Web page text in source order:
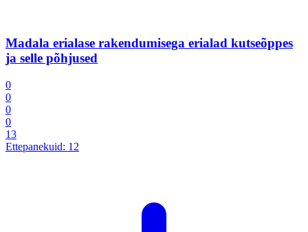
Madala erialase rakendumisega erialad kutseõppes
ja selle põhjused
0
0
0
0
13
Ettepanekuid: 12